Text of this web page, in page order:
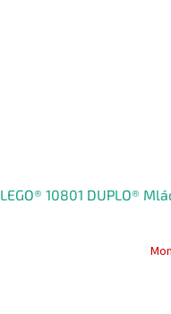
LEGO® 10801 DUPLO®